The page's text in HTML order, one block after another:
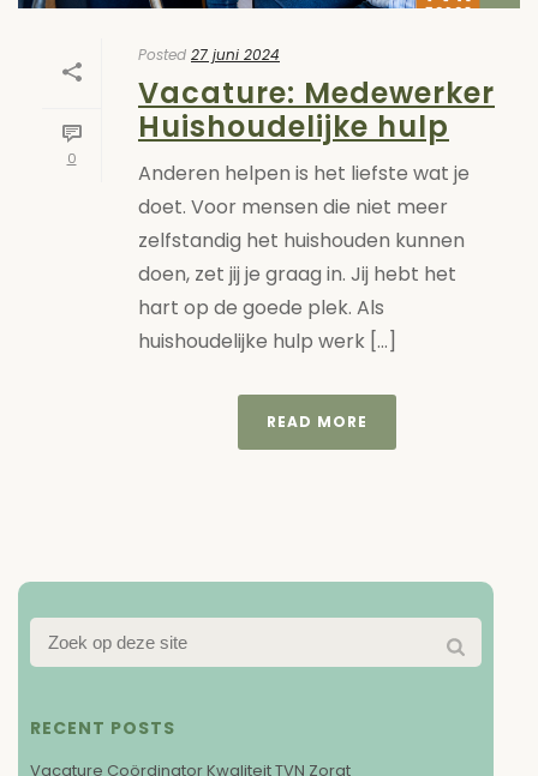
0
Posted 27 juni 2024
Vacature: Medewerker
Huishoudelijke hulp
Anderen helpen is het liefste wat je
doet. Voor mensen die niet meer
zelfstandig het huishouden kunnen
doen, zet jij je graag in. Jij hebt het
hart op de goede plek. Als
huishoudelijke hulp werk [...]
READ MORE
RECENT POSTS
Vacature Coördinator Kwaliteit TVN Zorgt